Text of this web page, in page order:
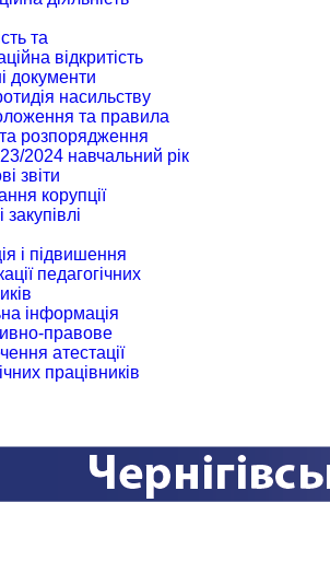
та
відкритість
документи
насильству
та правила
розпорядження
2024 навчальний рік
звіти
корупції
закупівлі
і підвишення
педагогічних
інформація
правове
атестації
працівників